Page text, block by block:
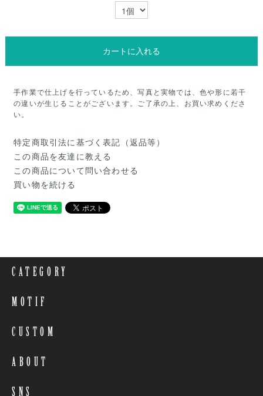
カートに入れる
手作業で仕上げを行っているため、写真と実物では、色や形に若干
の違いが生じることがございます。ご了承の上、お買い求めくださ
い。
特定商取引法に基づく表記（返品等）
この商品を友達に教える
この商品について問い合わせる
買い物を続ける
CATEGORY
MOTIF
CUSTOM
ABOUT
SNS